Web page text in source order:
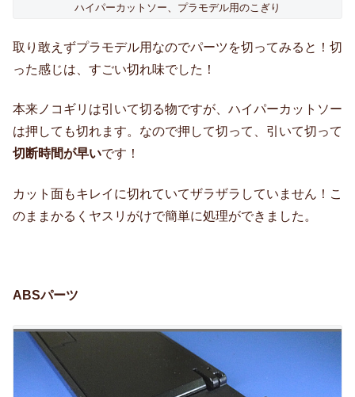
ハイパーカットソー、プラモデル用のこぎり
取り敢えずプラモデル用なのでパーツを切ってみると！切
った感じは、すごい切れ味でした！
本来ノコギリは引いて切る物ですが、ハイパーカットソー
は押しても切れます。なので押して切って、引いて切って
切断時間が早いです！
カット面もキレイに切れていてザラザラしていません！こ
のままかるくヤスリがけで簡単に処理ができました。
ABSパーツ